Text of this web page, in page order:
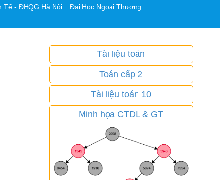
Tế - ĐHQG Hà Nội Đại Học Ngoại Thương
Tài liệu toán
Toán cấp 2
Tài liệu toán 10
Minh họa CTDL & GT